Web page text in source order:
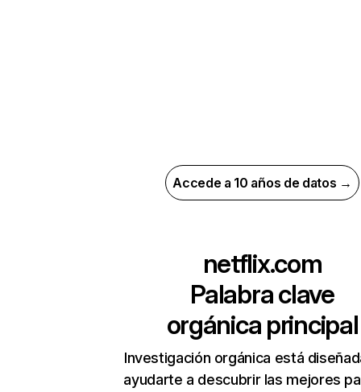
Accede a 10 años de datos →
netflix.com
Palabra clave
orgánica principal
Investigación orgánica está
ayudarte a descubrir las mejores